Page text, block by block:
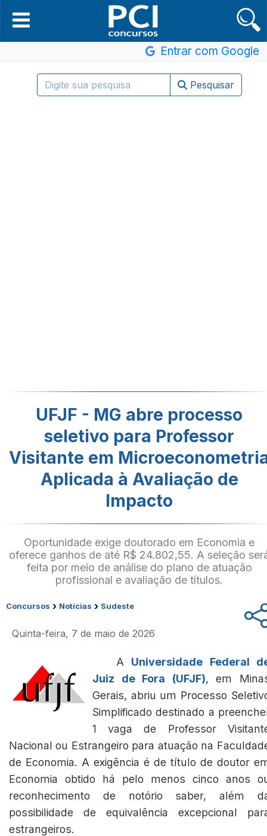
Entrar com Google
Pesquisar
UFJF - MG abre processo
seletivo para Professor
Visitante em
Aplicada à Avaliação de
Impacto
Oportunidade exige doutorado em Economia e
oferece ganhos de até R$ 24.802,55. A seleção
feita por meio de análise do plano de atuação
profissional e avaliação de títulos.
Concursos › Notícias › Sudeste
Quinta-feira, 7 de maio de 2026
A Universidade Federal
Juiz de Fora (UFJF), em
Gerais, abriu um Processo
Simplificado destinado a
1 vaga de Professor
Nacional ou Estrangeiro para atuação na
de Economia. A exigência é de título de doutor
Economia obtido há pelo menos cinco anos
reconhecimento de notório saber, além
possibilidade de equivalência excepcional
estrangeiros.